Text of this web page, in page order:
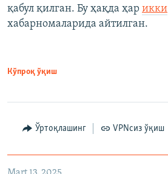
қабул қилган. Бу ҳақда ҳар икки
хабарномаларида айтилган.
Кўпроқ ўқиш
Ўртоқлашинг VPNсиз ўқиш